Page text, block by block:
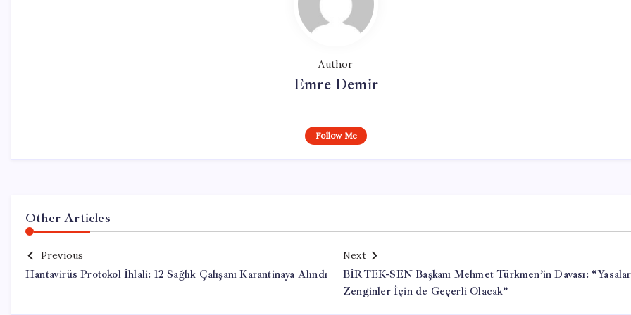
Author
Emre Demir
Follow Me
Other Articles
Previous
Hantavirüs Protokol İhlali: 12 Sağlık Çalışanı Karantinaya Alındı
Next
BİRTEK-SEN Başkanı Mehmet Türkmen’in Davası: “Yasalar
Zenginler İçin de Geçerli Olacak”